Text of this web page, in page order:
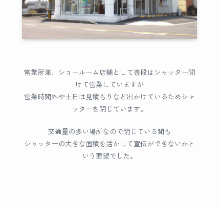
営業所兼、ショールーム店舗として普段はシャッター開
けて営業していますが
営業時間外や土日は見積もりなど出かけているためシャ
ッターを閉じています。
交通量の多い場所なので閉じている間も
シャッターの大きな面積を活かして宣伝ができないかと
いう要望でした。